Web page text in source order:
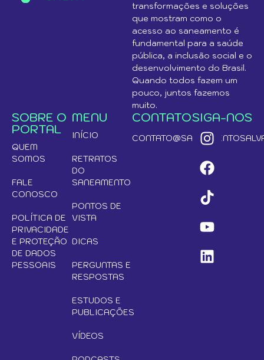
transformações e soluções
que mostram como o
acesso ao saneamento é
fundamental para a saúde
pública, a inclusão social e o
desenvolvimento do Brasil.
Quando todos fazem um
pouco, juntos fazemos
muito.
SOBRE O
PORTAL
QUEM
SOMOS
FALE
CONOSCO
POLÍTICA DE
PRIVACIDADE
E PROTEÇÃO
DE DADOS
PESSOAIS
MENU
INÍCIO
RETRATOS
DO
SANEAMENTO
PONTOS DE
VISTA
DICAS
PERGUNTAS E
RESPOSTAS
ESTUDOS E
PUBLICAÇÕES
VÍDEOS
CONTATOSIGA-NOS